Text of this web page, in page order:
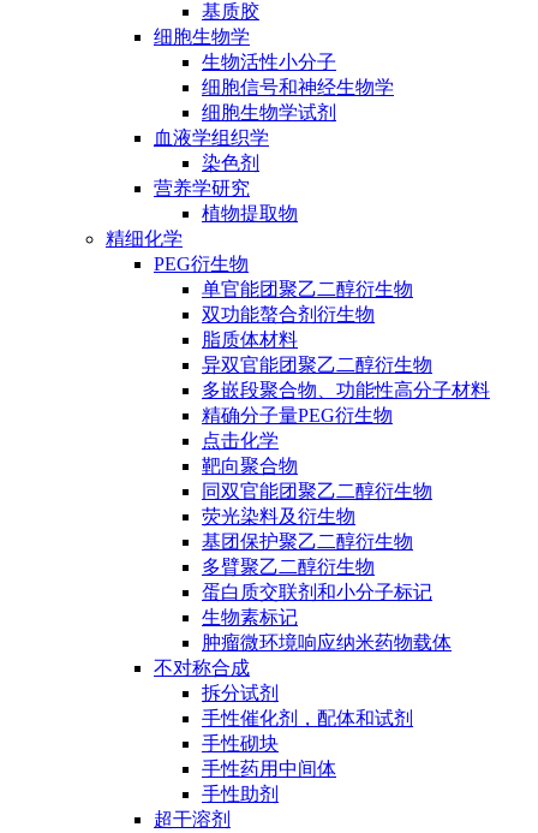
基质胶
细胞生物学
生物活性小分子
细胞信号和神经生物学
细胞生物学试剂
血液学组织学
染色剂
营养学研究
植物提取物
精细化学
PEG衍生物
单官能团聚乙二醇衍生物
双功能螯合剂衍生物
脂质体材料
异双官能团聚乙二醇衍生物
多嵌段聚合物、功能性高分子材料
精确分子量PEG衍生物
点击化学
靶向聚合物
同双官能团聚乙二醇衍生物
荧光染料及衍生物
基团保护聚乙二醇衍生物
多臂聚乙二醇衍生物
蛋白质交联剂和小分子标记
生物素标记
肿瘤微环境响应纳米药物载体
不对称合成
拆分试剂
手性催化剂，配体和试剂
手性砌块
手性药用中间体
手性助剂
超干溶剂